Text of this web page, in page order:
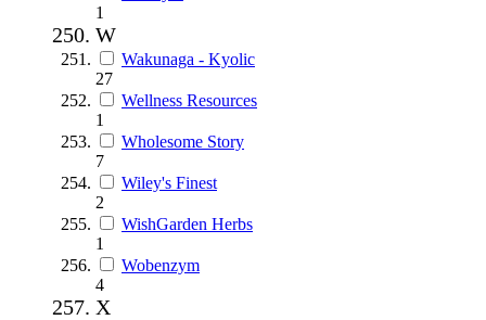
1
W
Wakunaga - Kyolic
27
Wellness Resources
1
Wholesome Story
7
Wiley's Finest
2
WishGarden Herbs
1
Wobenzym
4
X